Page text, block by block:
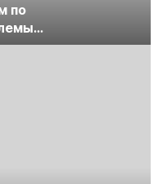
по
экспертизы